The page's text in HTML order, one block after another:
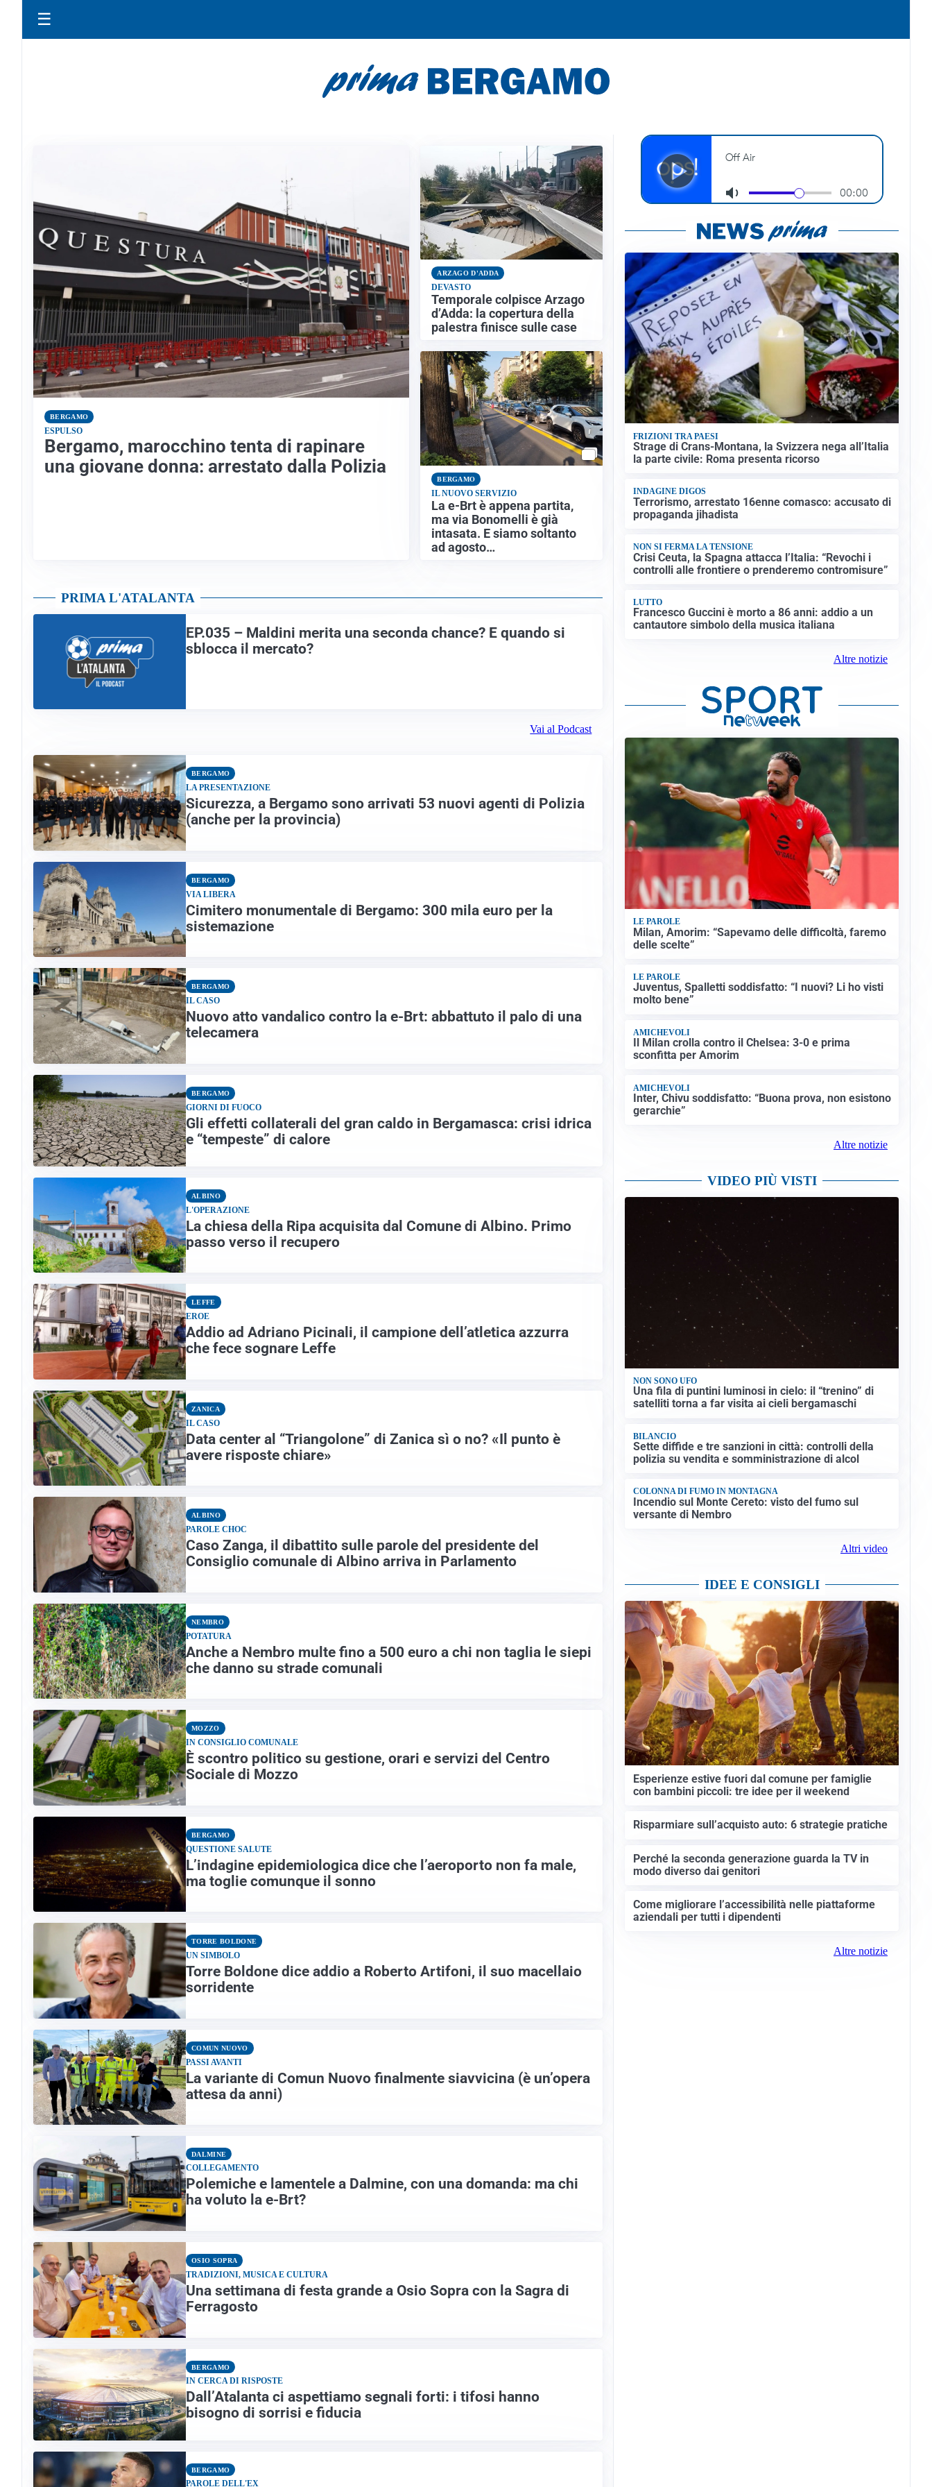
☰
BERGAMO
ESPULSO
Bergamo, marocchino tenta di rapinare
una giovane donna: arrestato dalla Polizia
ARZAGO D'ADDA
DEVASTO
Temporale colpisce Arzago
d’Adda: la copertura della
palestra finisce sulle case
BERGAMO
IL NUOVO SERVIZIO
La e-Brt è appena partita,
ma via Bonomelli è già
intasata. E siamo soltanto
ad agosto…
PRIMA L'ATALANTA
EP.035 – Maldini merita una seconda chance? E quando si
sblocca il mercato?
Vai al Podcast
BERGAMO
LA PRESENTAZIONE
Sicurezza, a Bergamo sono arrivati 53 nuovi agenti di Polizia
(anche per la provincia)
BERGAMO
VIA LIBERA
Cimitero monumentale di Bergamo: 300 mila euro per la
sistemazione
BERGAMO
IL CASO
Nuovo atto vandalico contro la e-Brt: abbattuto il palo di una
telecamera
BERGAMO
GIORNI DI FUOCO
Gli effetti collaterali del gran caldo in Bergamasca: crisi idrica
e “tempeste” di calore
ALBINO
L'OPERAZIONE
La chiesa della Ripa acquisita dal Comune di Albino. Primo
passo verso il recupero
LEFFE
EROE
Addio ad Adriano Picinali, il campione dell’atletica azzurra
che fece sognare Leffe
ZANICA
IL CASO
Data center al “Triangolone” di Zanica sì o no? «Il punto è
avere risposte chiare»
ALBINO
PAROLE CHOC
Caso Zanga, il dibattito sulle parole del presidente del
Consiglio comunale di Albino arriva in Parlamento
NEMBRO
POTATURA
Anche a Nembro multe fino a 500 euro a chi non taglia le siepi
che danno su strade comunali
MOZZO
IN CONSIGLIO COMUNALE
È scontro politico su gestione, orari e servizi del Centro
Sociale di Mozzo
BERGAMO
QUESTIONE SALUTE
L’indagine epidemiologica dice che l’aeroporto non fa male,
ma toglie comunque il sonno
TORRE BOLDONE
UN SIMBOLO
Torre Boldone dice addio a Roberto Artifoni, il suo macellaio
sorridente
COMUN NUOVO
PASSI AVANTI
La variante di Comun Nuovo finalmente siavvicina (è un’opera
attesa da anni)
DALMINE
COLLEGAMENTO
Polemiche e lamentele a Dalmine, con una domanda: ma chi
ha voluto la e-Brt?
OSIO SOPRA
TRADIZIONI, MUSICA E CULTURA
Una settimana di festa grande a Osio Sopra con la Sagra di
Ferragosto
BERGAMO
IN CERCA DI RISPOSTE
Dall’Atalanta ci aspettiamo segnali forti: i tifosi hanno
bisogno di sorrisi e fiducia
BERGAMO
PAROLE DELL'EX
FRIZIONI TRA PAESI
Strage di Crans-Montana, la Svizzera nega all’Italia
la parte civile: Roma presenta ricorso
INDAGINE DIGOS
Terrorismo, arrestato 16enne comasco: accusato di
propaganda jihadista
NON SI FERMA LA TENSIONE
Crisi Ceuta, la Spagna attacca l’Italia: “Revochi i
controlli alle frontiere o prenderemo contromisure”
LUTTO
Francesco Guccini è morto a 86 anni: addio a un
cantautore simbolo della musica italiana
Altre notizie
LE PAROLE
Milan, Amorim: “Sapevamo delle difficoltà, faremo
delle scelte”
LE PAROLE
Juventus, Spalletti soddisfatto: “I nuovi? Li ho visti
molto bene”
AMICHEVOLI
Il Milan crolla contro il Chelsea: 3-0 e prima
sconfitta per Amorim
AMICHEVOLI
Inter, Chivu soddisfatto: “Buona prova, non esistono
gerarchie”
Altre notizie
VIDEO PIÙ VISTI
NON SONO UFO
Una fila di puntini luminosi in cielo: il “trenino” di
satelliti torna a far visita ai cieli bergamaschi
BILANCIO
Sette diffide e tre sanzioni in città: controlli della
polizia su vendita e somministrazione di alcol
COLONNA DI FUMO IN MONTAGNA
Incendio sul Monte Cereto: visto del fumo sul
versante di Nembro
Altri video
IDEE E CONSIGLI
Esperienze estive fuori dal comune per famiglie
con bambini piccoli: tre idee per il weekend
Risparmiare sull’acquisto auto: 6 strategie pratiche
Perché la seconda generazione guarda la TV in
modo diverso dai genitori
Come migliorare l’accessibilità nelle piattaforme
aziendali per tutti i dipendenti
Altre notizie